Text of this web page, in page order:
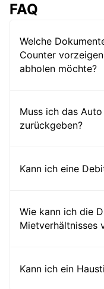
FAQ
Welche
Counter
abholen möchte?
Muss ich das
zurückgeben?
Kann ich eine
Wie kann ich die
Mietverhältnisses
Kann ich ein